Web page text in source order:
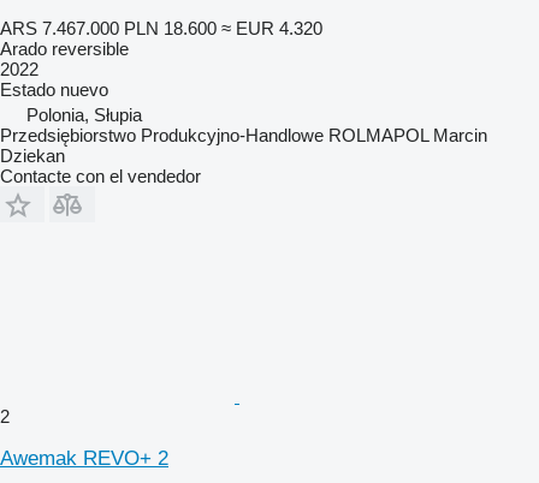
ARS 7.467.000 PLN 18.600 ≈ EUR 4.320
Arado reversible
2022
Estado nuevo
Polonia, Słupia
Przedsiębiorstwo Produkcyjno-Handlowe ROLMAPOL Marcin
Dziekan
Contacte con el vendedor
2
Awemak REVO+ 2